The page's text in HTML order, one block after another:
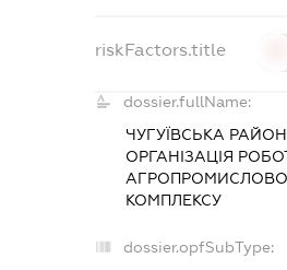
riskFactors.title
dossier.fullName:
ЧУГУЇВСЬКА
ОРГАНІЗАЦІЯ
КОМПЛЕКСУ
dossier.opfSubType: